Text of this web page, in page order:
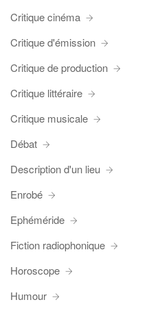
Critique cinéma
Critique d'émission
Critique de production
Critique littéraire
Critique musicale
Débat
Description d'un lieu
Enrobé
Ephéméride
Fiction radiophonique
Horoscope
Humour